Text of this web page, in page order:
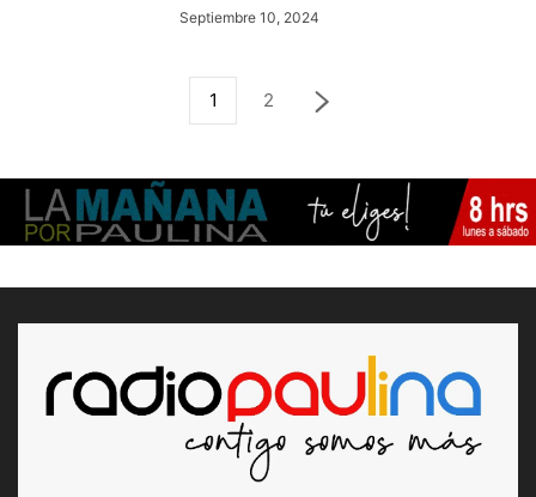
Septiembre 10, 2024
1 2